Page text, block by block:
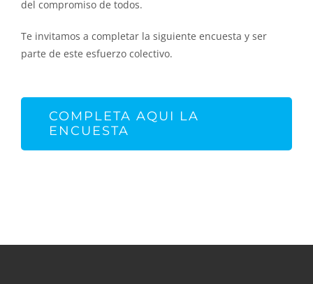
del compromiso de todos.
Te invitamos a completar la siguiente encuesta y ser
parte de este esfuerzo colectivo.
COMPLETA AQUI LA
ENCUESTA